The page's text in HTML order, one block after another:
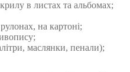
в листах та альбомах;
на картоні;
маслянки, пенали);